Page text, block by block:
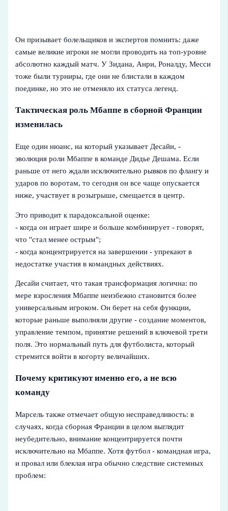
Он призывает болельщиков и экспертов помнить: даже
самые великие игроки не могли проводить на топ-уровне
абсолютно каждый матч. У Зидана, Анри, Роналду, Месси
тоже были турниры, где они не блистали в каждом
поединке, но это не отменяло их статуса легенд.
Тактическая роль Мбаппе в сборной Франции
изменилась
Еще один нюанс, на который указывает Десайи, -
эволюция роли Мбаппе в команде Дидье Дешама. Если
раньше от него ждали исключительно рывков по флангу и
ударов по воротам, то сегодня он все чаще опускается
ниже, участвует в розыгрыше, смещается в центр.
Это приводит к парадоксальной оценке:
- когда он играет шире и больше комбинирует - говорят,
что "стал менее острым";
- когда концентрируется на завершении - упрекают в
недостатке участия в командных действиях.
Десайи считает, что такая трансформация логична: по
мере взросления Мбаппе неизбежно становится более
универсальным игроком. Он берет на себя функции,
которые раньше выполняли другие - создание моментов,
управление темпом, принятие решений в ключевой трети
поля. Это нормальный путь для футболиста, который
стремится войти в когорту величайших.
Почему критикуют именно его, а не всю
команду
Марсель также отмечает общую несправедливость: в
случаях, когда сборная Франции в целом выглядит
неубедительно, внимание концентрируется почти
исключительно на Мбаппе. Хотя футбол - командная игра,
и провал или блеклая игра обычно следствие системных
проблем: